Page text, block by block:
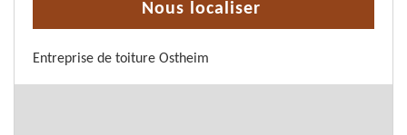
Nous localiser
Entreprise de toiture Ostheim